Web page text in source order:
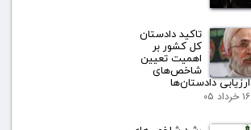
تاکید دادستان
کل کشور بر
اهمیت تعیین
شاخص‌های
ارزیابی دادستان‌ها
۱۶ خرداد ۰۵